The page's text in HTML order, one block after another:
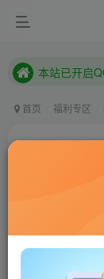
首页 福利专区
联网教程： 内附
单机教程： 内附
不懂的话联系客